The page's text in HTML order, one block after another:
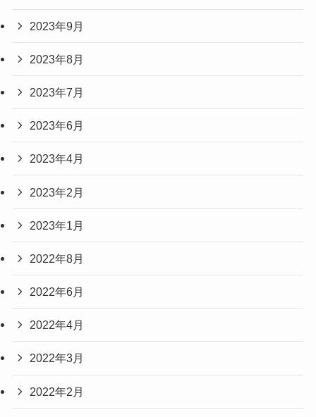
2023年9月
2023年8月
2023年7月
2023年6月
2023年4月
2023年2月
2023年1月
2022年8月
2022年6月
2022年4月
2022年3月
2022年2月